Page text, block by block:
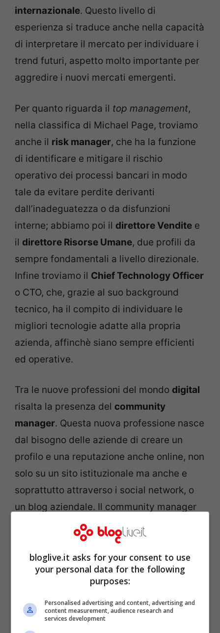
internazionale. Questo livello di
esperienza si traduce anche nella capacità
di interpretare il mercato per individuare i
trend futuri, aspetto molto importante per
aggredire i nuovi mercati emergenti.
Per quanto riguarda il top management,
nella classifica di Michael Page, troviamo
anche il risk manager, che ha la funzione
di identificare e mitigare il rischio
operativo dei processi bancari in modo
tale da evitare perdite derivanti
dall’inadeguatezza o da disfunzioni
interne; abbiamo poi il direttore Vendite e
il direttore Risorse Umane, due profili da
sempre fondamentali a livello direzionale.
Infine troviamo il Chief Technology Officer
o CTO, che, grazie al suo background
tecnico, ha il compito di individuare le
migliori tecnologie adatte alla propria
azienda, affinchè siano sempre efficienti
ed operative.
Tra le nuove professioni del mondo digital
risalta la presenza del community
manager. Questa nuova professione nasce
dal bisogno delle aziende di creare un
profilo e una reputazione anche online, non
solo su un sito istituzionale ma anche e
soprattutto attraverso i social network, o
un blog aziendale. Il community manager
immagine aziendale online
sviluppa delle nuove strategie di
comunicazione; spesso viene a contatto
con i clienti e questo rende la funzione
online o rovinare labrand reputation
potrebbe creare situazioni spiacevoli per
bloglive.it asks for your consent to use
your personal data for the following
purposes:
Personalised advertising and content, advertising and
content measurement, audience research and
services development